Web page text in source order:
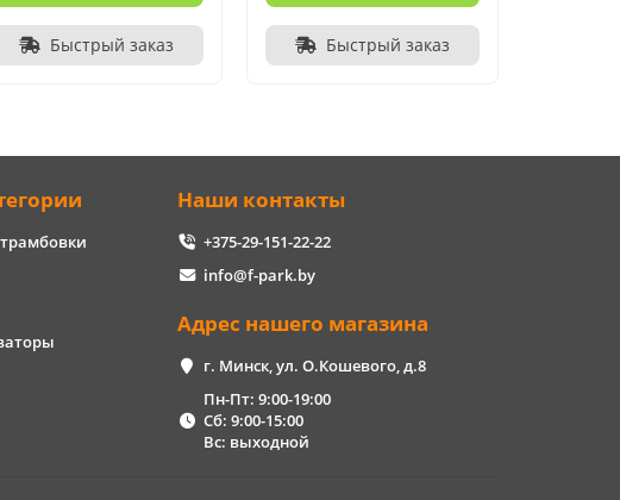
Быстрый заказ Быстрый заказ
Наши контакты
+375-29-151-22-22
info@f-park.by
Адрес нашего магазина
г. Минск, ул. О.Кошевого, д.8
Пн-Пт: 9:00-19:00
Сб: 9:00-15:00
Вс: выходной